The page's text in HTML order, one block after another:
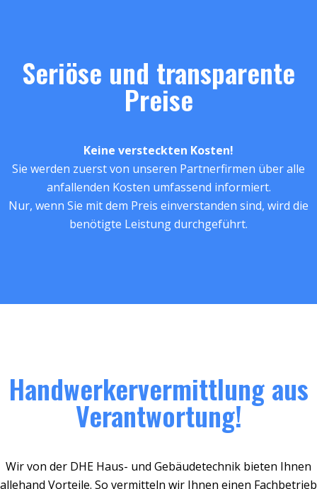
Seriöse und transparente
Preise
Keine versteckten Kosten!
Sie werden zuerst von unseren Partnerfirmen über alle
anfallenden Kosten umfassend informiert.
Nur, wenn Sie mit dem Preis einverstanden sind, wird die
benötigte Leistung durchgeführt.
Handwerkervermittlung aus
Verantwortung!
Wir von der DHE Haus- und Gebäudetechnik bieten Ihnen
allehand Vorteile. So vermitteln wir Ihnen einen Fachbetrieb